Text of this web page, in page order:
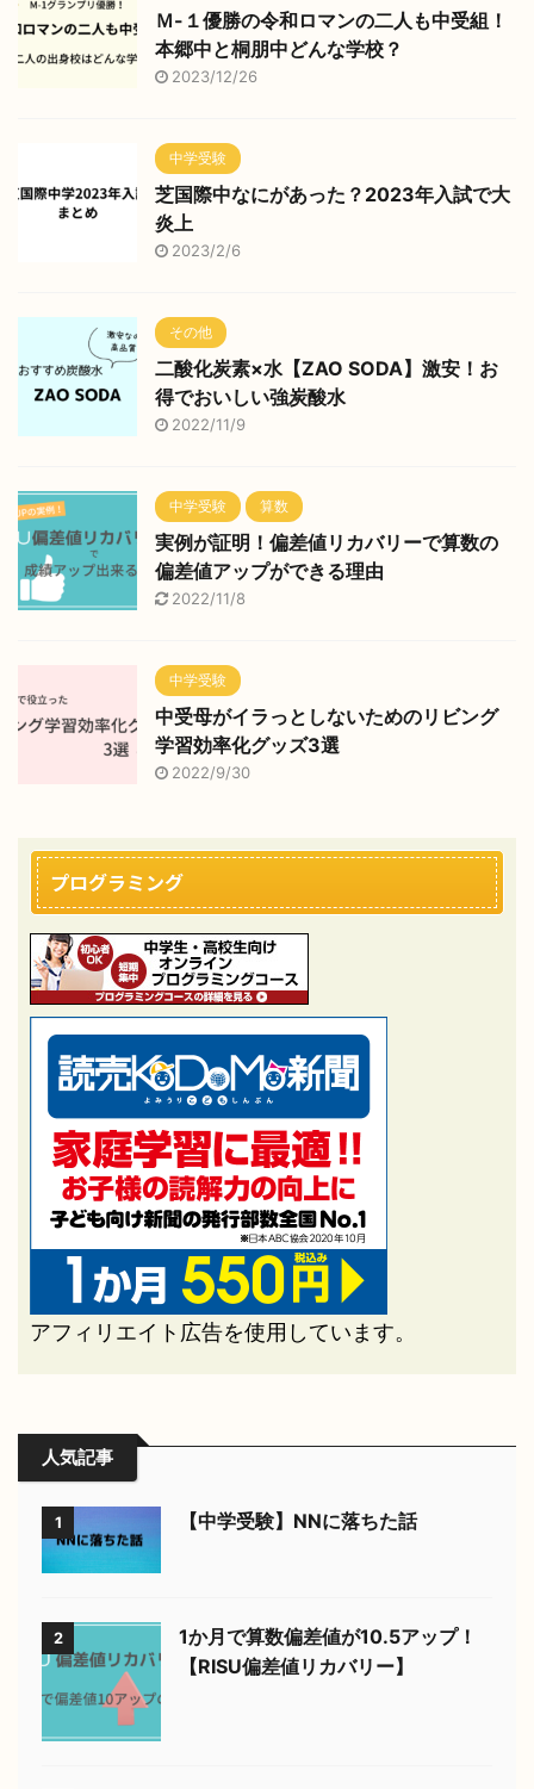
Ｍ-１優勝の令和ロマンの二人も中受組！
本郷中と桐朋中どんな学校？
2023/12/26
中学受験
芝国際中なにがあった？2023年入試で大
炎上
2023/2/6
その他
二酸化炭素×水【ZAO SODA】激安！お
得でおいしい強炭酸水
2022/11/9
中学受験 算数
実例が証明！偏差値リカバリーで算数の
偏差値アップができる理由
2022/11/8
中学受験
中受母がイラっとしないためのリビング
学習効率化グッズ3選
2022/9/30
プログラミング
アフィリエイト広告を使用しています。
人気記事
1 【中学受験】NNに落ちた話
2
1か月で算数偏差値が10.5アップ！
【RISU偏差値リカバリー】